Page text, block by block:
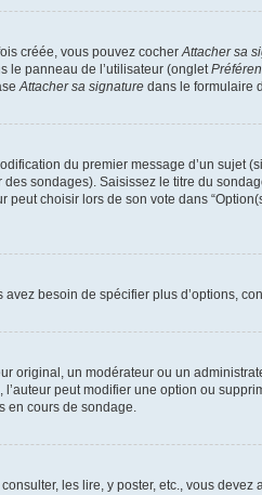
créée, vous pouvez cocher Attacher sa
le panneau de l’utilisateur (onglet
Attacher sa signature dans le formulaire
du premier message d’un sujet
sondages). Saisissez le titre du
choisir lors de son vote dans
besoin de spécifier plus d’options,
original, un modérateur ou un
peut modifier une option ou
en cours de sondage.
les lire, y poster, etc., vous